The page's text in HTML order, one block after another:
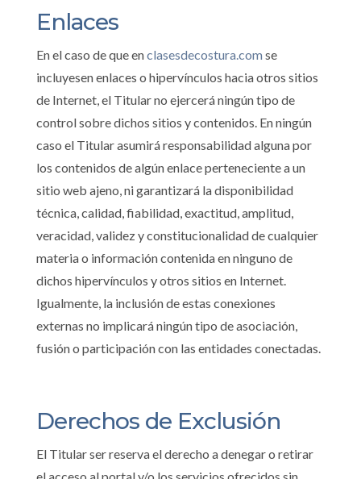
Enlaces
En el caso de que enclasesdecostura.com se
incluyesen enlaces o hipervínculos hacia otros sitios
de Internet, el Titular no ejercerá ningún tipo de
control sobre dichos sitios y contenidos. En ningún
caso el Titular asumirá responsabilidad alguna por
los contenidos de algún enlace perteneciente a un
sitio web ajeno, ni garantizará la disponibilidad
técnica, calidad, fiabilidad, exactitud, amplitud,
veracidad, validez y constitucionalidad de cualquier
materia o información contenida en ninguno de
dichos hipervínculos y otros sitios en Internet.
Igualmente, la inclusión de estas conexiones
externas no implicará ningún tipo de asociación,
fusión o participación con las entidades conectadas.
Derechos de Exclusión
El Titular ser reserva el derecho a denegar o retirar